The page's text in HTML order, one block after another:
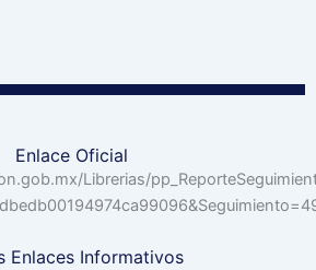
Enlace Oficial
Librerias/
Enlaces Informativos